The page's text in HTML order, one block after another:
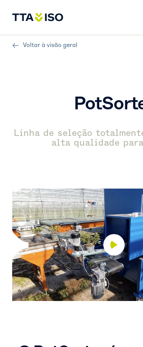
Voltar à visão geral
Linha de seleção
alta qualidade